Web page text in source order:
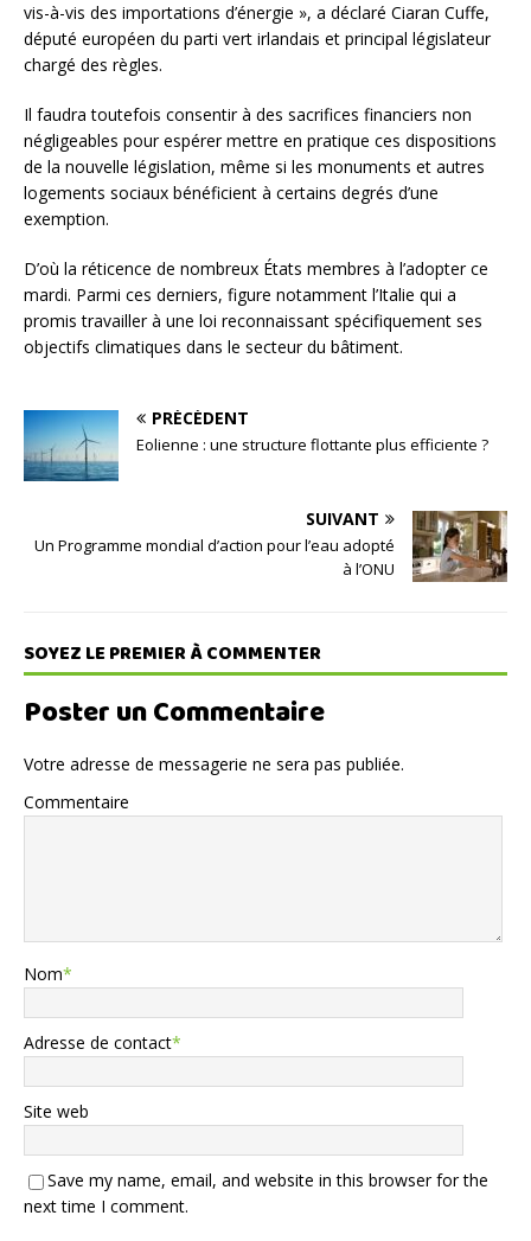
vis-à-vis des importations d’énergie », a déclaré Ciaran Cuffe,
député européen du parti vert irlandais et principal législateur
chargé des règles.
Il faudra toutefois consentir à des sacrifices financiers non
négligeables pour espérer mettre en pratique ces dispositions
de la nouvelle législation, même si les monuments et autres
logements sociaux bénéficient à certains degrés d’une
exemption.
D’où la réticence de nombreux États membres à l’adopter ce
mardi. Parmi ces derniers, figure notamment l’Italie qui a
promis travailler à une loi reconnaissant spécifiquement ses
objectifs climatiques dans le secteur du bâtiment.
PRÉCÉDENT
Eolienne : une structure flottante plus efficiente ?
SUIVANT
Un Programme mondial d’action pour l’eau adopté
à l’ONU
SOYEZ LE PREMIER À COMMENTER
Poster un Commentaire
Votre adresse de messagerie ne sera pas publiée.
Commentaire
Nom*
Adresse de contact*
Site web
Save my name, email, and website in this browser for the
next time I comment.